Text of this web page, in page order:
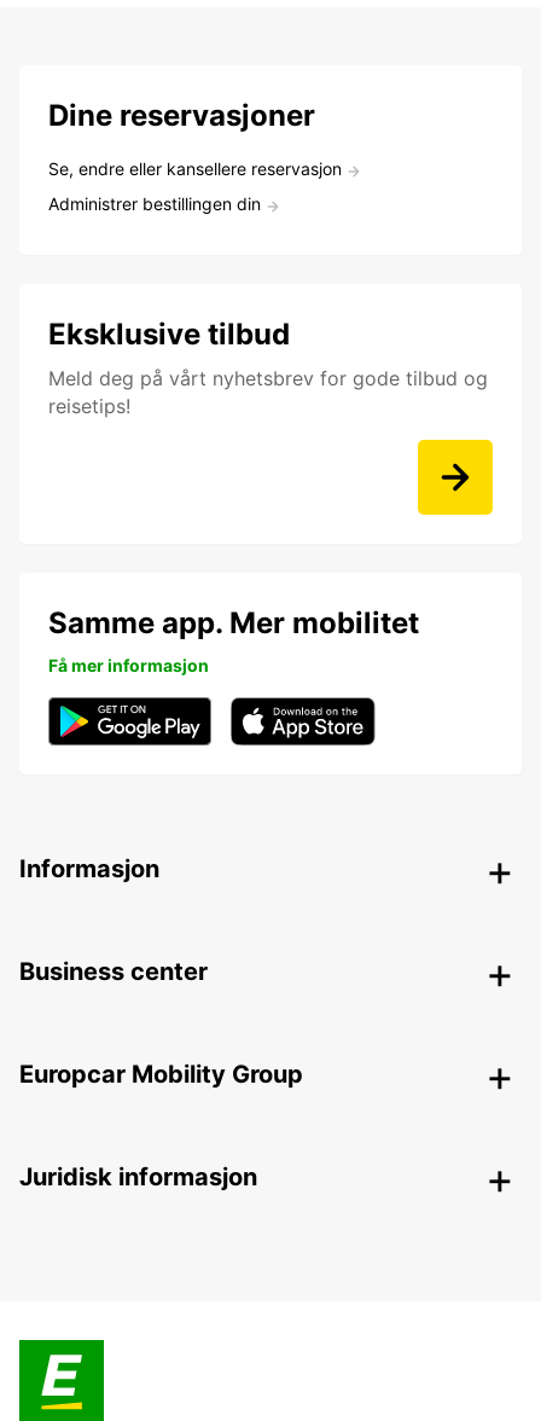
Dine reservasjoner
Se, endre eller kansellere reservasjon
Administrer bestillingen din
Eksklusive tilbud
Meld deg på vårt nyhetsbrev for gode tilbud og
reisetips!
Samme app. Mer mobilitet
Få mer informasjon
Informasjon
Business center
Europcar Mobility Group
Juridisk informasjon